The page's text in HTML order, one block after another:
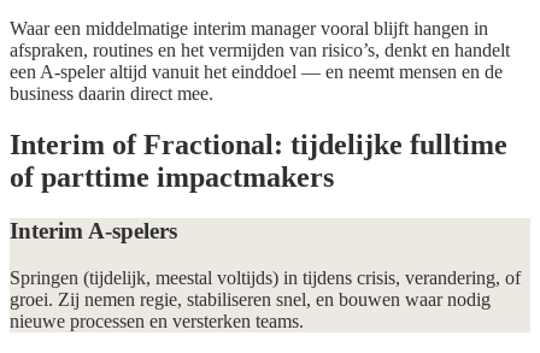
Waar een middelmatige interim manager vooral blijft hangen in
afspraken, routines en het vermijden van risico’s, denkt en handelt
een A-speler altijd vanuit het einddoel — en neemt mensen en de
business daarin direct mee.
Interim of Fractional: tijdelijke fulltime
of parttime impactmakers
Interim A-spelers
Springen (tijdelijk, meestal voltijds) in tijdens crisis, verandering, of
groei. Zij nemen regie, stabiliseren snel, en bouwen waar nodig
nieuwe processen en versterken teams.